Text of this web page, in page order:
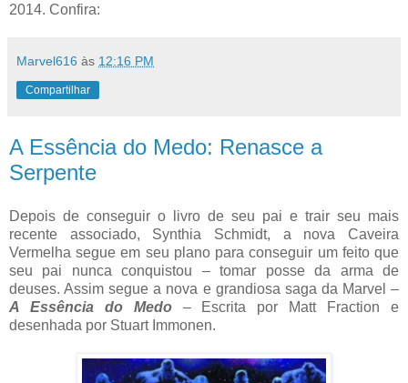
2014. Confira:
Marvel616 às 12:16 PM
Compartilhar
A Essência do Medo: Renasce a
Serpente
Depois de conseguir o livro de seu pai e trair seu mais
recente associado, Synthia Schmidt, a nova Caveira
Vermelha segue em seu plano para conseguir um feito que
seu pai nunca conquistou – tomar posse da arma de
deuses. Assim segue a nova e grandiosa saga da Marvel –
A Essência do Medo– Escrita por Matt Fraction e
desenhada por Stuart Immonen.